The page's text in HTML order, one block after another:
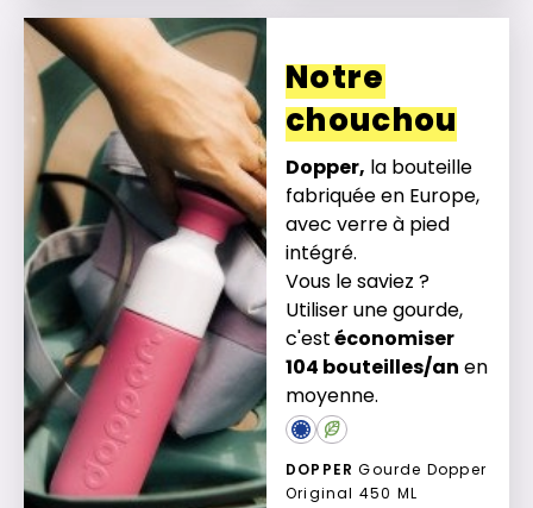
Notre
chouchou
Dopper, la bouteille
fabriquée en Europe,
avec verre à pied
intégré.
Vous le saviez ?
Utiliser une gourde,
c'estéconomiser
104 bouteilles/an en
moyenne.
DOPPERGourde Dopper
Original 450 ML